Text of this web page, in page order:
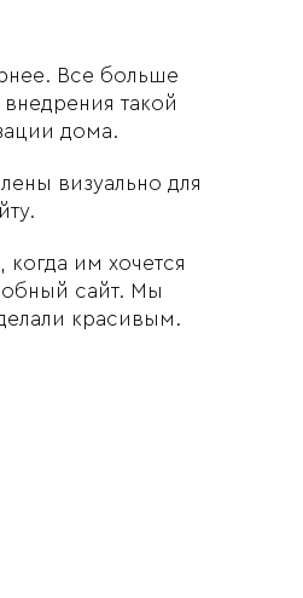
Все больше
такой
дома.
визуально для
им хочется
сайт. Мы
красивым.